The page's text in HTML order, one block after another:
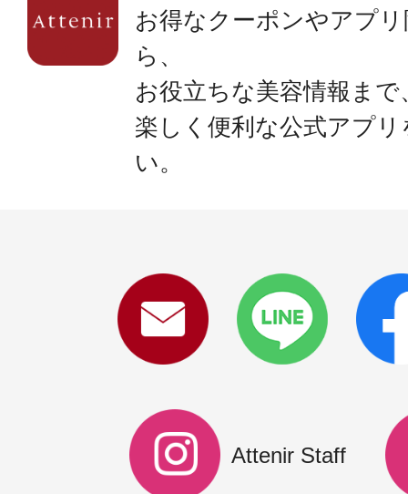
お得なクーポンやアプ
ら、
お役立ちな美容情報まで
楽しく便利な公式アプ
い。
Attenir Staff